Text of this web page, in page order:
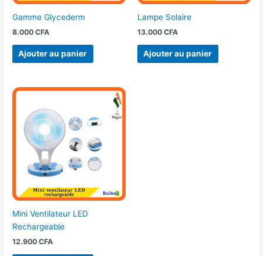
Gamme Glycederm
8.000CFA
Ajouter au panier
Lampe Solaire
13.000 CFA
Ajouter au panier
Mini Ventilateur LED
Rechargeable
12.900CFA